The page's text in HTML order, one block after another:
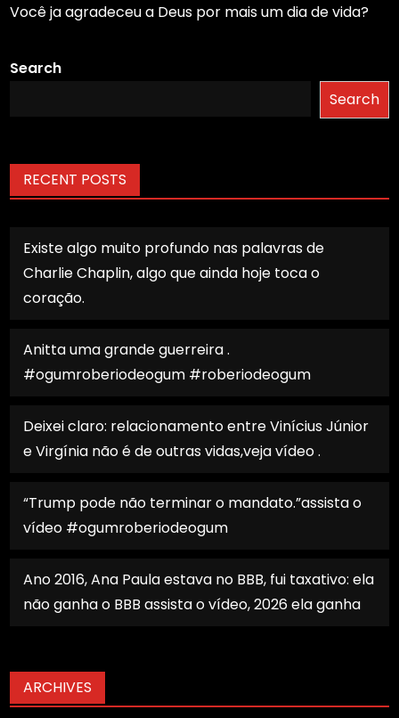
Você ja agradeceu a Deus por mais um dia de vida?
Search
Search
RECENT POSTS
Existe algo muito profundo nas palavras de
Charlie Chaplin, algo que ainda hoje toca o
coração.
Anitta uma grande guerreira .
#ogumroberiodeogum #roberiodeogum
Deixei claro: relacionamento entre Vinícius Júnior
e Virgínia não é de outras vidas,veja vídeo .
“Trump pode não terminar o mandato.”assista o
vídeo #ogumroberiodeogum
Ano 2016, Ana Paula estava no BBB, fui taxativo: ela
não ganha o BBB assista o vídeo, 2026 ela ganha
ARCHIVES